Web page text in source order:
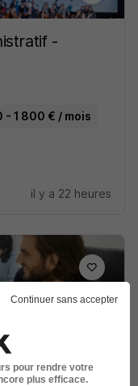
-
- 1 800 € / mois
il y a 22 heures
en
Continuer sans accepter
pour rendre votre
plus efficace.